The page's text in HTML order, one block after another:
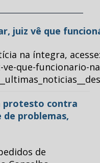
juiz vê que
na íntegra,
ve-que-funcionario-
protesto contra
de problemas,
de